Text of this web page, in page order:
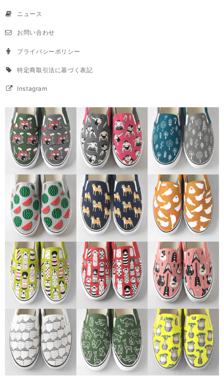
ニュース
お問い合わせ
プライバシーポリシー
特定商取引法に基づく表記
Instagram